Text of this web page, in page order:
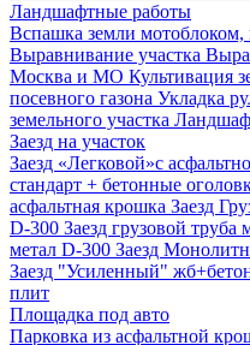
Ландшафтные работы
Вспашка земли
Выравнивание участка
Москва и МО Культивация
посевного газона Укладка
земельного участка
Заезд на участок
Заезд «Легковой»с
стандарт + бетонные
асфальтная крошка Заезд
D-300 Заезд грузовой труба
метал D-300 Заезд
Заезд "Усиленный"
плит
Площадка под авто
Парковка из асфальтной